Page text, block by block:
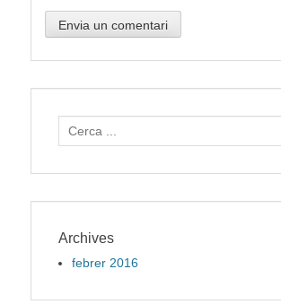
Search
for:
Archives
febrer 2016